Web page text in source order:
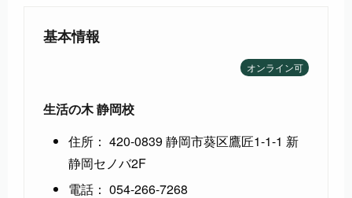
基本情報
オンライン可
生活の木 静岡校
住所： 420-0839 静岡市葵区鷹匠1-1-1 新
静岡セノバ2F
電話： 054-266-7268